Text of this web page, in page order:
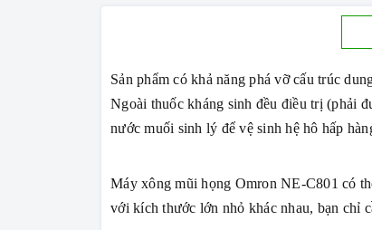
Sản phẩm có khả năng phá vỡ cấu trúc
Ngoài thuốc kháng sinh đều điều trị (phải
nước muối sinh lý để vệ sinh hệ hô hấp
Máy xông mũi họng Omron NE-C801 có
với kích thước lớn nhỏ khác nhau, bạn chỉ